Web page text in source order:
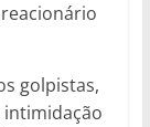
golpistas,
intimidação